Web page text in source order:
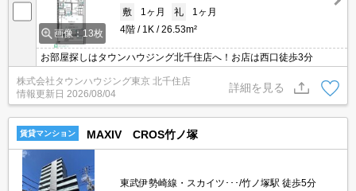
画像：13枚
敷
1ヶ月 礼
1ヶ月
4階
1K 26.53m²
お部屋探しはタウンハウジング北千住店へ！お店は西口徒歩3分
株式会社タウンハウジング東京 北千住店
情報更新日 2026/08/04
詳細を見る
賃貸マンション MAXIV CROS竹ノ塚
東武伊勢崎線・スカイツ･･･/竹ノ塚駅 徒歩5分